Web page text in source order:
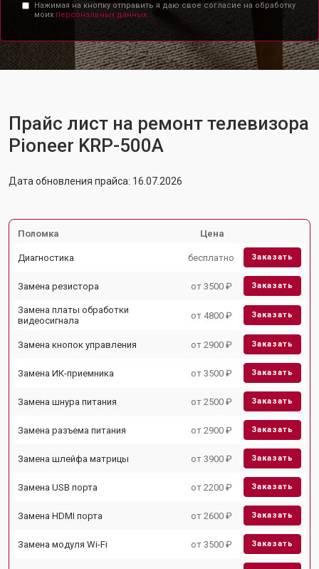
Нажимая на кнопку отправить я даю свое согласие на обработку
моих персональных данных.
Прайс лист на ремонт телевизора
Pioneer KRP-500A
Дата обновления прайса: 16.07.2026
Поломка Цена
Диагностика бесплатно Заказать
Замена резистора от 3500 ₽ Заказать
Замена платы обработки
видеосигнала
от 4800 ₽ Заказать
Замена кнопок управления от 2900 ₽ Заказать
Замена ИК-приемника от 3500 ₽ Заказать
Замена шнура питания от 2500 ₽ Заказать
Замена разъема питания от 2900 ₽ Заказать
Замена шлейфа матрицы от 3900 ₽ Заказать
Замена USB порта от 2200 ₽ Заказать
Замена HDMI порта от 2600 ₽ Заказать
Замена модуля Wi-Fi от 3500 ₽ Заказать